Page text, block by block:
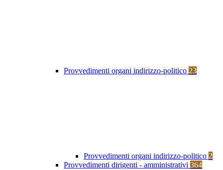
Provvedimenti organi indirizzo-politico 23
Provvedimenti organi indirizzo-politico 2
Provvedimenti dirigenti - amministrativi 364